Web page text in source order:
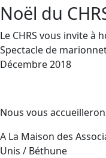
Noël du
Le CHRS vous invite à
Spectacle de
Décembre 2018
Nous vous
A La Maison des
Unis / Béthune